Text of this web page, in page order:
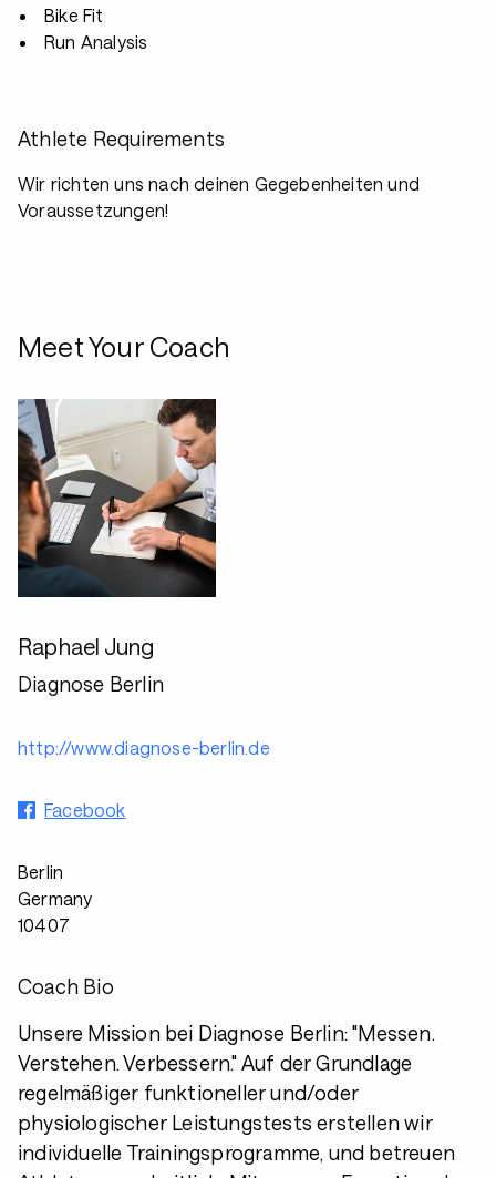
Bike Fit
Run Analysis
Athlete Requirements
Wir richten uns nach deinen Gegebenheiten und
Voraussetzungen!
Meet Your Coach
Raphael Jung
Diagnose Berlin
http://www.diagnose-berlin.de
Facebook
Berlin
Germany
10407
Coach Bio
Unsere Mission bei Diagnose Berlin: "Messen.
Verstehen. Verbessern." Auf der Grundlage
regelmäßiger funktioneller und/oder
physiologischer Leistungstests erstellen wir
individuelle Trainingsprogramme, und betreuen